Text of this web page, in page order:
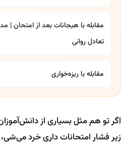
مقابله با هیجانات بعد از امتحان
تعادل روانی
مقابله با ریزه‌خواری
اگر تو هم مثل بسیاری از
زیر فشار امتحانات داری خرد